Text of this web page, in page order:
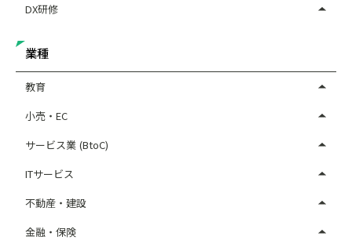
DX研修
業種
教育
小売・EC
サービス業 (BtoC)
ITサービス
不動産・建設
金融・保険